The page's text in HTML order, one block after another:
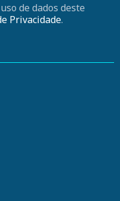
de dados deste
Privacidade.